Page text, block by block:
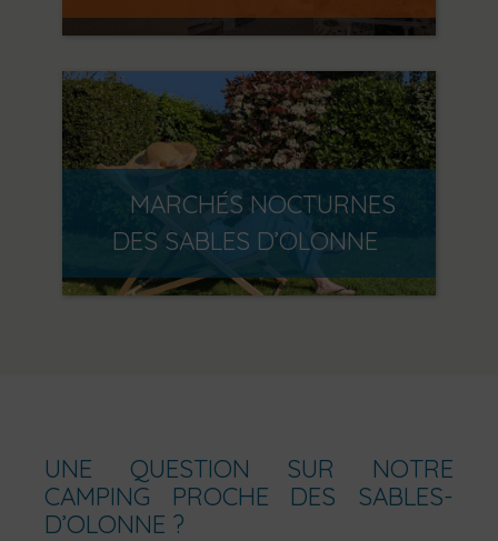
MARCHÉS NOCTURNES
DES SABLES D’OLONNE
UNE QUESTION SUR NOTRE
CAMPING PROCHE DES SABLES-
D’OLONNE ?